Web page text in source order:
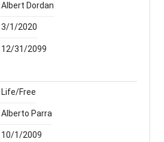
Albert Dordan
3/1/2020
12/31/2099
Life/Free
Alberto Parra
10/1/2009